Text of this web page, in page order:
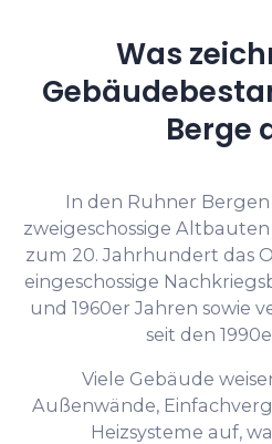
Was
Berge
In den Ruhner
zweigeschossige Altbauten
zum 20. Jahrhundert das
eingeschossige
und 1960er Jahren sowie
seit den
Viele Gebäude
Außenwände,
Heizsysteme auf,